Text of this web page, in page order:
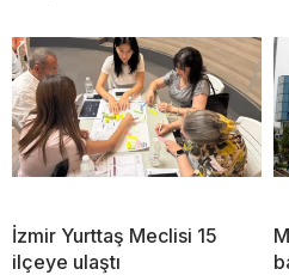
İzmir Yurttaş Meclisi 15
ilçeye ulaştı